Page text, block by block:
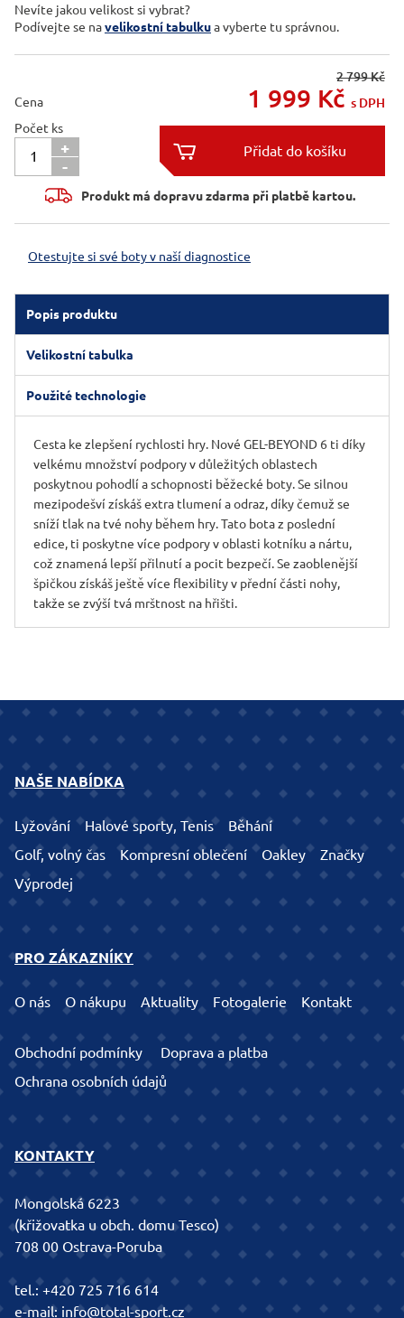
Nevíte jakou velikost si vybrat?
Podívejte se navelikostní tabulkua vyberte tu správnou.
Cena
2 799 Kč
1 999 Kč s DPH
Počet ks
+
-


Produkt má dopravu zdarma při platbě kartou.
Otestujte si své boty v naší diagnostice
Popis produktu
Velikostní tabulka
Použité technologie
Cesta ke zlepšení rychlosti hry. Nové GEL-BEYOND 6 ti díky
velkému množství podpory v důležitých oblastech
poskytnou pohodlí a schopnosti běžecké boty. Se silnou
mezipodešví získáš extra tlumení a odraz, díky čemuž se
sníží tlak na tvé nohy během hry. Tato bota z poslední
edice, ti poskytne více podpory v oblasti kotníku a nártu,
což znamená lepší přilnutí a pocit bezpečí. Se zaoblenější
špičkou získáš ještě více flexibility v přední části nohy,
takže se zvýší tvá mrštnost na hřišti.
NAŠE NABÍDKA
Lyžování Halové sporty, Tenis
Běhání
Golf, volný čas
Kompresní oblečení Oakley
Značky
Výprodej
PRO ZÁKAZNÍKY
O nás O nákupu Aktuality Fotogalerie Kontakt
Obchodní podmínky
Doprava a platba
Ochrana osobních údajů
KONTAKTY
Mongolská 6223
(křižovatka u obch. domu Tesco)
708 00 Ostrava-Poruba
tel.:+420 725 716 614
e-mail: info@total-sport.cz